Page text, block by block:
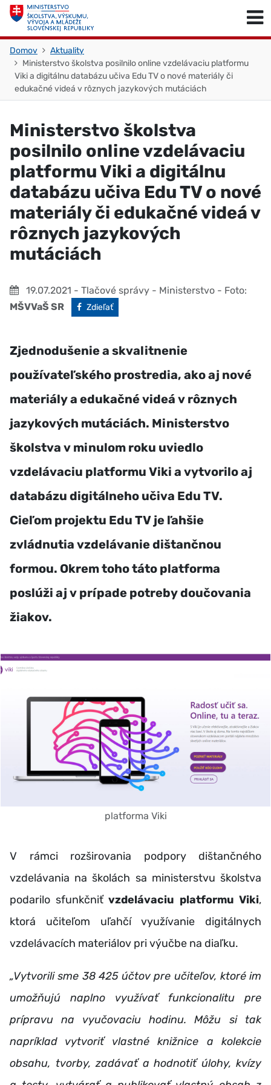
Skočiť na obsah
Domov
Aktuality
Ministerstvo školstva posilnilo online vzdelávaciu platformu
Viki a digitálnu databázu učiva Edu TV o nové materiály či
edukačné videá v rôznych jazykových mutáciách
Ministerstvo školstva
posilnilo online vzdelávaciu
platformu Viki a digitálnu
databázu učiva Edu TV o nové
materiály či edukačné videá v
rôznych jazykových
mutáciách
19.07.2021 - Tlačové správy - Ministerstvo - Foto:
MŠVVaŠ SR
Facebook
Zdieľať
Zjednodušenie a skvalitnenie
používateľského prostredia, ako aj nové
materiály a edukačné videá v rôznych
jazykových mutáciách. Ministerstvo
školstva v minulom roku uviedlo
vzdelávaciu platformu Viki a vytvorilo aj
databázu digitálneho učiva Edu TV.
Cieľom projektu Edu TV je ľahšie
zvládnutia vzdelávanie dištančnou
formou. Okrem toho táto platforma
poslúži aj v prípade potreby doučovania
žiakov.
platforma Viki
V rámci rozširovania podpory dištančného
vzdelávania na školách sa ministerstvu školstva
podarilo sfunkčniť vzdelávaciu platformu Viki,
ktorá učiteľom uľahčí využívanie digitálnych
vzdelávacích materiálov pri výučbe na diaľku.
„Vytvorili sme 38 425 účtov pre učiteľov, ktoré im
umožňujú naplno využívať funkcionalitu pre
prípravu na vyučovaciu hodinu. Môžu si tak
napríklad vytvoriť vlastné knižnice a kolekcie
obsahu, tvorby, zadávať a hodnotiť úlohy, kvízy
Skočiť na začiatok stránky